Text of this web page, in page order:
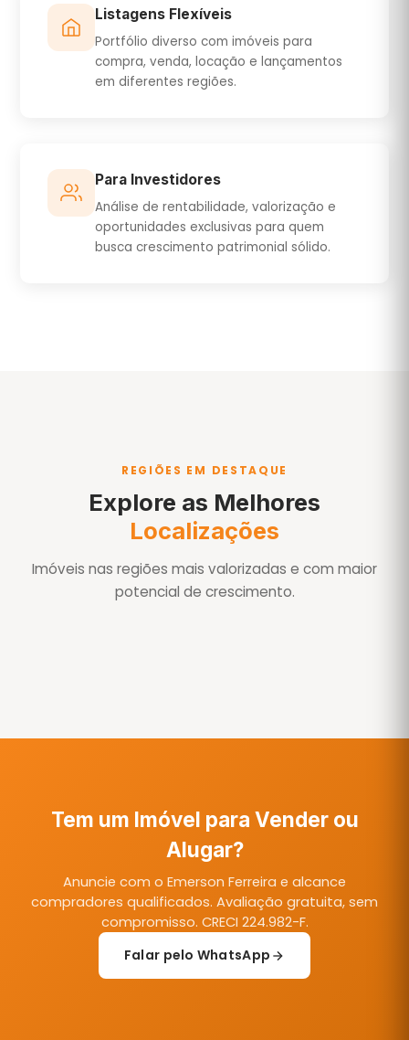
Listagens Flexíveis
Portfólio diverso com imóveis para
compra, venda, locação e lançamentos
em diferentes regiões.
Para Investidores
Análise de rentabilidade, valorização e
oportunidades exclusivas para quem
busca crescimento patrimonial sólido.
REGIÕES EM DESTAQUE
Explore as Melhores
Localizações
Imóveis nas regiões mais valorizadas e com maior
potencial de crescimento.
Águas de São Pedro
Tem um Imóvel para Vender ou
Alugar?
Anuncie com o Emerson Ferreira e alcance
compradores qualificados. Avaliação gratuita, sem
compromisso. CRECI 224.982-F.
Falar pelo WhatsApp